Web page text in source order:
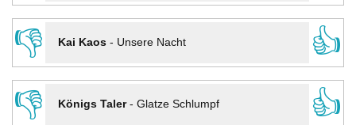
👎
Kai Kaos- Unsere Nacht
👍
👎
Königs Taler- Glatze Schlumpf
👍